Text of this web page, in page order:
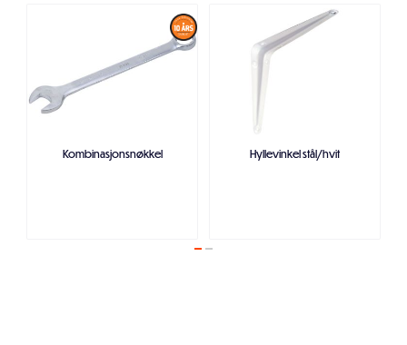
Kombinasjonsnøkkel Hyllevinkel stål/hvit